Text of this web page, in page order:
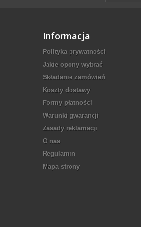
Informacja
Polityka prywatności
Jakie opony wybrać
Składanie zamówień
Koszty dostawy
Formy płatności
Warunki gwarancji
Zasady reklamacji
O nas
Regulamin
Mapa strony